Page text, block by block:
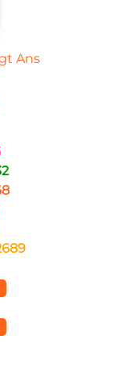
Ans